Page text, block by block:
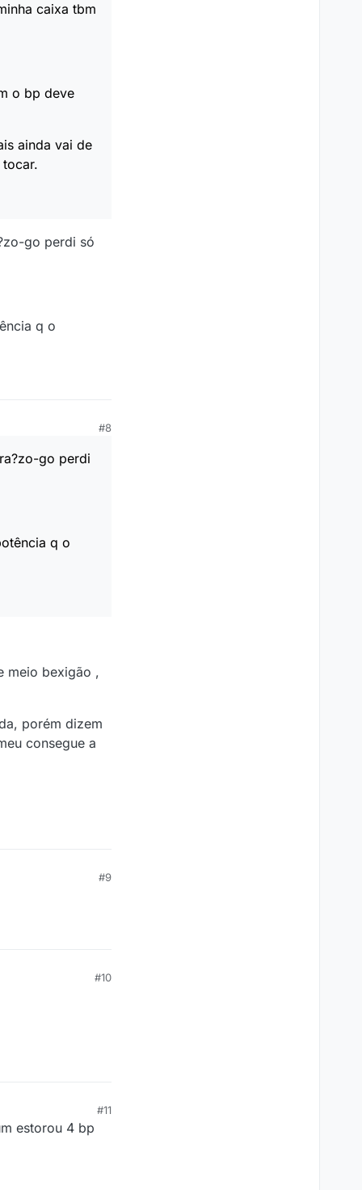
caixa tbm
o bp deve
ainda vai de
go perdi só
q o
#8
go perdi
q o
meio bexigão ,
porém dizem
consegue a
#9
#10
#11
estorou 4 bp